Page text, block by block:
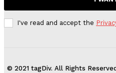
I've read and accept the
© 2021 tagDiv. All Rights